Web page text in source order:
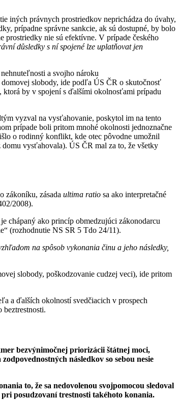
iných právnych prostriedkov neprichádza do úvahy,
prípadne správne sankcie, ak sú dostupné, by bolo
prostriedky nie sú efektívne. V prípade českého
důsledky s ní spojené lze uplatňovat jen
a svojho nároku
domovej slobody, ide podľa ÚS ČR o skutočnosť
ktorá by v spojení s ďalšími okolnosťami prípadu
vyzval na vysťahovanie, poskytol im na tento
prípade boli pritom mnohé okolnosti jednoznačne
o rodinný konflikt, kde otec pôvodne umožnil
vysťahovala). ÚS ČR mal za to, že všetky
zákoníku, zásada ultima ratio sa ako interpretačné
2008).
chápaný ako princíp obmedzujúci zákonodarcu
(rozhodnutie NS SR 5 Tdo 24/11).
na spôsob vykonania činu a jeho následky,
slobody, poškodzovanie cudzej veci), ide pritom
a ďalších okolností svedčiacich v prospech
bezvýnimočnej priorizácii štátnej moci,
následkov so sebou nesie
to, že sa nedovolenou svojpomocou sledoval
posudzovaní trestnosti takéhoto konania.